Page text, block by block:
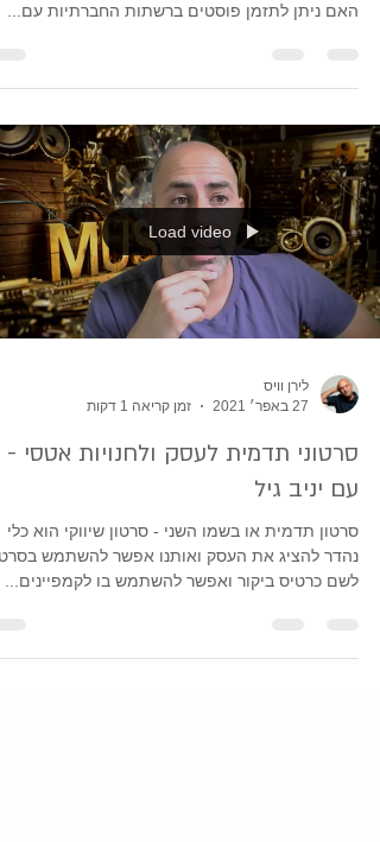
האם ניתן לתזמן פוסטים ברשתות החברתיות עם...
Load video
לירן וויס
27 באפר׳ 2021
זמן קריאה 1 דקות
סרטוני תדמית לעסק ולחנויות אטסי -
עם יניב גיל
סרטון תדמית או בשמו השני - סרטון שיווקי הוא כלי
נהדר להציג את העסק ואותנו אפשר להשתמש
לשם כרטיס ביקור ואפשר להשתמש בו לקמפיינים...